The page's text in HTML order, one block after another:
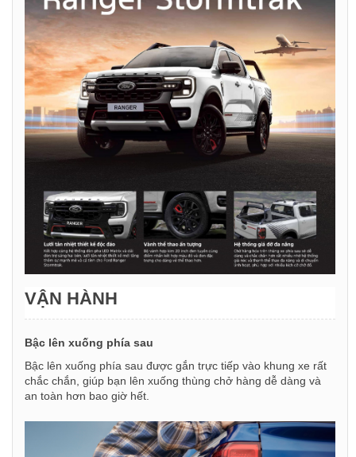
VẬN HÀNH
Bậc lên xuống phía sau
Bậc lên xuống phía sau được gắn trực tiếp vào khung xe rất
chắc chắn, giúp bạn lên xuống thùng chở hàng dễ dàng và
an toàn hơn bao giờ hết.